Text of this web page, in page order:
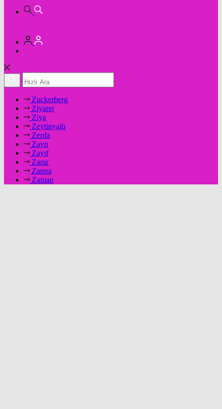
Zuckerberg
Ziyaret
Ziya
Zeytinyağı
Zerda
Zayn
Zayıf
Zarar
Zanna
Zaman